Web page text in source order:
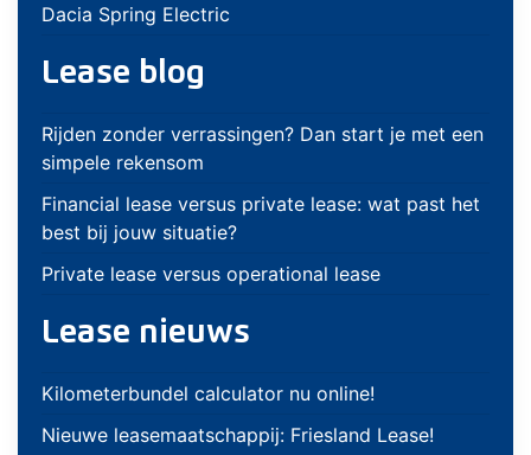
Dacia Spring Electric
Lease blog
Rijden zonder verrassingen? Dan start je met een
simpele rekensom
Financial lease versus private lease: wat past het
best bij jouw situatie?
Private lease versus operational lease
Lease nieuws
Kilometerbundel calculator nu online!
Nieuwe leasemaatschappij: Friesland Lease!